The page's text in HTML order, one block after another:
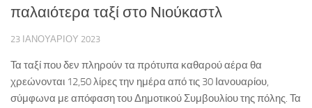
παλαιότερα ταξί στο Νιούκαστλ
23 ΙΑΝΟΥΑΡΊΟΥ 2023
Τα ταξί που δεν πληρούν τα πρότυπα καθαρού αέρα θα
χρεώνονται 12,50 λίρες την ημέρα από τις 30 Ιανουαρίου,
σύμφωνα με απόφαση του Δημοτικού Συμβουλίου της πόλης. Τα